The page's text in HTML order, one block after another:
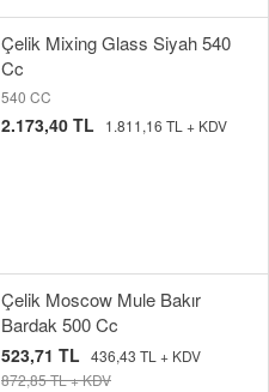
Çelik Mixing Glass Siyah 540
Cc
540 CC
2.173,40 TL 1.811,16 TL + KDV
Çelik Moscow Mule Bakır
Bardak 500 Cc
523,71 TL 436,43 TL + KDV
872,85 TL + KDV